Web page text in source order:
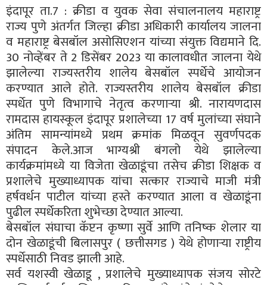
इंदापूर ता.7 : क्रीडा व युवक सेवा संचालनालय महाराष्ट्र
राज्य पुणे अंतर्गत जिल्हा क्रीडा अधिकारी कार्यालय जालना
व महाराष्ट्र बेसबॉल असोसिएशन यांच्या संयुक्त विद्यमाने दि.
30 नोव्हेंबर ते 2 डिसेंबर 2023 या कालावधीत जालना येथे
झालेल्या राज्यस्तरीय शालेय बेसबॉल स्पर्धेचे आयोजन
करण्यात आले होते. राज्यस्तरीय शालेय बेसबॉल क्रीडा
स्पर्धेत पुणे विभागाचे नेतृत्व करणाऱ्या श्री. नारायणदास
रामदास हायस्कूल इंदापूर प्रशालेच्या 17 वर्ष मुलांच्या संघाने
अंतिम सामन्यांमध्ये प्रथम क्रमांक मिळवून सुवर्णपदक
संपादन केले.आज भाग्यश्री बंगलो येथे झालेल्या
कार्यक्रमांमध्ये या विजेता खेळाडूंचा तसेच क्रीडा शिक्षक व
प्रशालेचे मुख्याध्यापक यांचा सत्कार राज्याचे माजी मंत्री
हर्षवर्धन पाटील यांच्या हस्ते करण्यात आला व खेळाडूंना
पुढील स्पर्धेकरिता शुभेच्छा देण्यात आल्या.
बेसबॉल संघाचा कॅप्टन कृष्णा सुर्वे आणि तनिष्क शेलार या
दोन खेळाडूंची बिलासपुर ( छत्तीसगड ) येथे होणाऱ्या राष्ट्रीय
स्पर्धेसाठी निवड झाली आहे.
सर्व यशस्वी खेळाडू , प्रशालेचे मुख्याध्यापक संजय सोरटे